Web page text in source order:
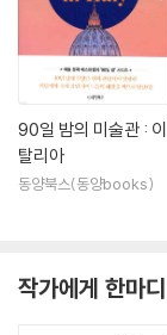
90일 밤의 미술관 : 이
탈리아
동양북스(동양books)
작가에게 한마디